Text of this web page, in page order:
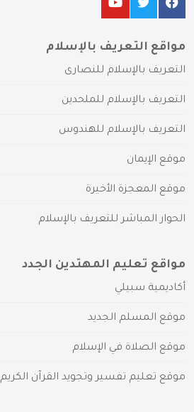
مواقع التعريف بالإسلام
التعريف بالإسلام للنصارى
التعريف بالإسلام للملحدين
التعريف بالإسلام للهندوس
موقع الإيمان
موقع المعجزة الأخيرة
الحوار المباشر للتعريف بالإسلام
مواقع تعليم المهتدين الجدد
أكاديمية سبيلي
موقع المسلم الجديد
موقع الصلاة في الإسلام
موقع تعليم تفسير وتجويد القرآن الكريم